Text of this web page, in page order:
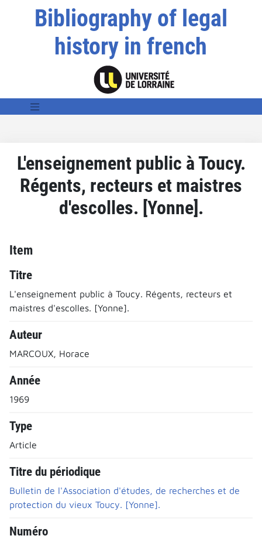
Bibliography of legal
history in french
L'enseignement public à Toucy.
Régents, recteurs et maistres
d'escolles. [Yonne].
Item
Titre
L'enseignement public à Toucy. Régents, recteurs et
maistres d'escolles. [Yonne].
Auteur
MARCOUX, Horace
Année
1969
Type
Article
Titre du périodique
Bulletin de l'Association d'études, de recherches et de
protection du vieux Toucy. [Yonne].
Numéro